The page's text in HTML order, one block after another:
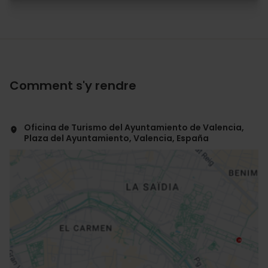
Comment s'y rendre
Oficina de Turismo del Ayuntamiento de Valencia,
Plaza del Ayuntamiento, Valencia, España